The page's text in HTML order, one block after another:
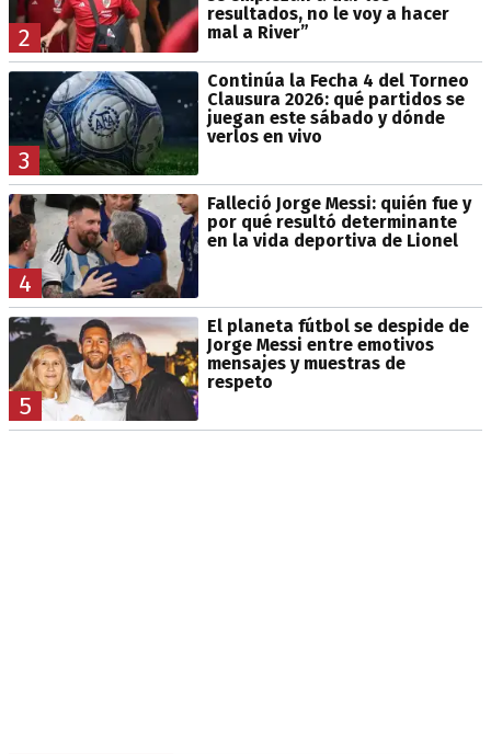
2
resultados, no le voy a hacer
mal a River”
3
Continúa la Fecha 4 del Torneo
Clausura 2026: qué partidos se
juegan este sábado y dónde
verlos en vivo
4
Falleció Jorge Messi: quién fue y
por qué resultó determinante
en la vida deportiva de Lionel
5
El planeta fútbol se despide de
Jorge Messi entre emotivos
mensajes y muestras de
respeto